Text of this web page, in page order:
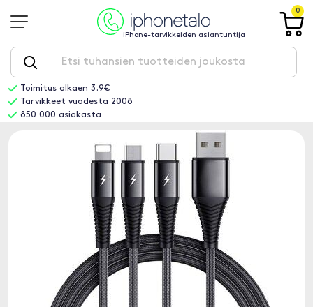
iPhone-tarvikkeiden asiantuntija
0
Toimitus alkaen 3.9€
Tarvikkeet vuodesta 2008
850 000 asiakasta